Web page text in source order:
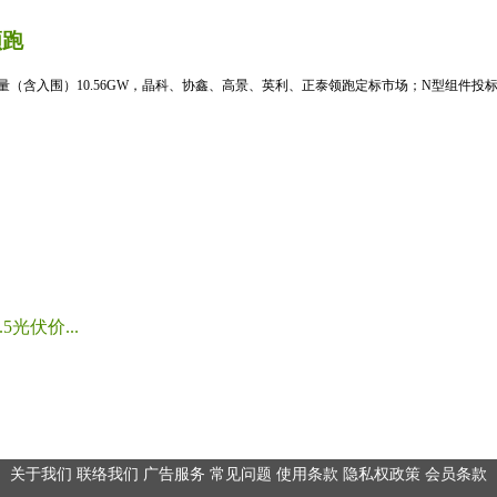
含入围）10.56GW，晶科、协鑫、高景、英利、正泰领跑定标市场；N型组件投
光伏价...
关于我们 联络我们 广告服务 常见问题 使用条款 隐私权政策 会员条款